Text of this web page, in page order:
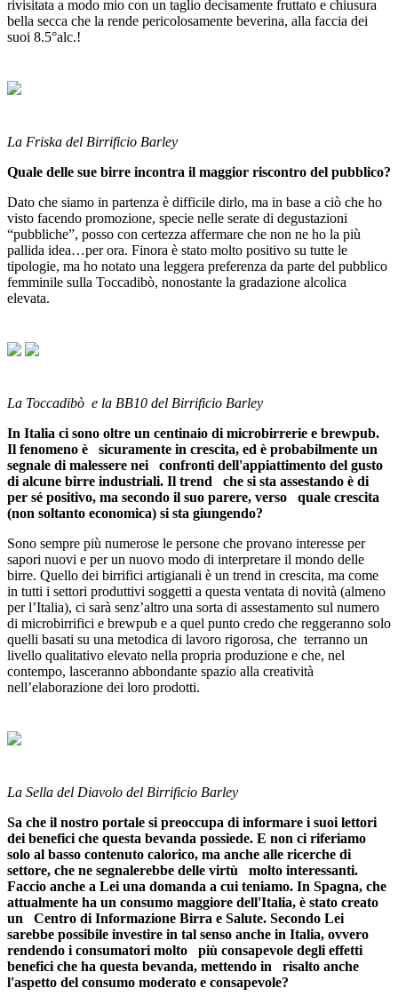
rivisitata a modo mio con un taglio decisamente fruttato e chiusura
bella secca che la rende pericolosamente beverina, alla faccia dei
suoi 8.5°alc.!
La Friska del Birrificio Barley
Quale delle sue birre incontra il maggior riscontro del pubblico?
Dato che siamo in partenza è difficile dirlo, ma in base a ciò che ho
visto facendo promozione, specie nelle serate di degustazioni
“pubbliche”, posso con certezza affermare che non ne ho la più
pallida idea…per ora. Finora è stato molto positivo su tutte le
tipologie, ma ho notato una leggera preferenza da parte del pubblico
femminile sulla Toccadibò, nonostante la gradazione alcolica
elevata.
La Toccadibò e la BB10 del Birrificio Barley
In Italia ci sono oltre un centinaio di microbirrerie e brewpub.
Il fenomeno è sicuramente in crescita, ed è probabilmente un
segnale di malessere nei confronti dell'appiattimento del gusto
di alcune birre industriali. Il trend che si sta assestando è di
per sé positivo, ma secondo il suo parere, verso quale crescita
(non soltanto economica) si sta giungendo?
Sono sempre più numerose le persone che provano interesse per
sapori nuovi e per un nuovo modo di interpretare il mondo delle
birre. Quello dei birrifici artigianali è un trend in crescita, ma come
in tutti i settori produttivi soggetti a questa ventata di novità (almeno
per l’Italia), ci sarà senz’altro una sorta di assestamento sul numero
di microbirrifici e brewpub e a quel punto credo che reggeranno solo
quelli basati su una metodica di lavoro rigorosa, che terranno un
livello qualitativo elevato nella propria produzione e che, nel
contempo, lasceranno abbondante spazio alla creatività
nell’elaborazione dei loro prodotti.
La Sella del Diavolo del Birrificio Barley
Sa che il nostro portale si preoccupa di informare i suoi lettori
dei benefici che questa bevanda possiede. E non ci riferiamo
solo al basso contenuto calorico, ma anche alle ricerche di
settore, che ne segnalerebbe delle virtù molto interessanti.
Faccio anche a Lei una domanda a cui teniamo. In Spagna, che
attualmente ha un consumo maggiore dell'Italia, è stato creato
un Centro di Informazione Birra e Salute. Secondo Lei
sarebbe possibile investire in tal senso anche in Italia, ovvero
rendendo i consumatori molto più consapevole degli effetti
benefici che ha questa bevanda, mettendo in risalto anche
l'aspetto del consumo moderato e consapevole?